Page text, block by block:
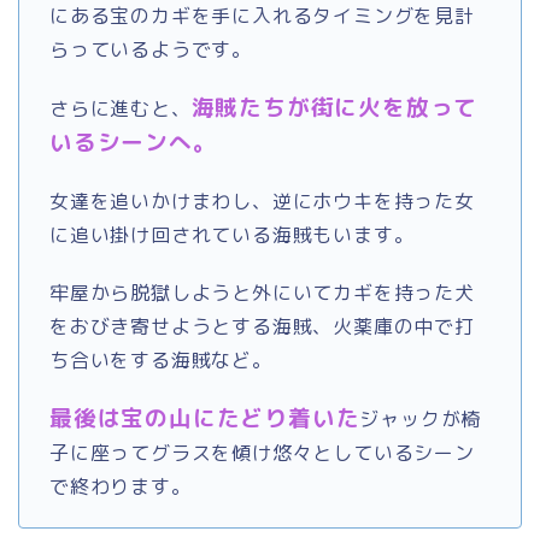
にある宝のカギを手に入れるタイミングを見計
らっているようです。
さらに進むと、 海賊たちが街に火を放って
いるシーンへ。
女達を追いかけまわし、逆にホウキを持った女
に追い掛け回されている海賊もいます。
牢屋から脱獄しようと外にいてカギを持った犬
をおびき寄せようとする海賊、火薬庫の中で打
ち合いをする海賊など。
最後は宝の山にたどり着いたジャックが椅
子に座ってグラスを傾け悠々としているシーン
で終わります。